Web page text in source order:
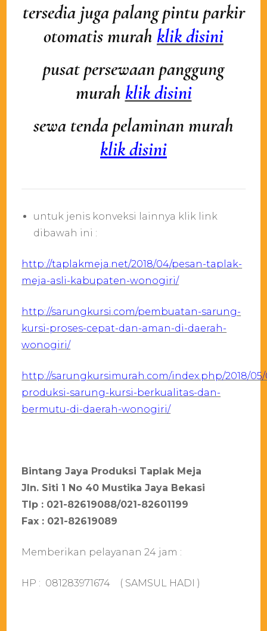
tersedia juga palang pintu parkir
otomatis murah klik disini
pusat persewaan panggung
murah klik disini
sewa tenda pelaminan murah
klik disini
untuk jenis konveksi lainnya klik link
dibawah ini :
http://taplakmeja.net/2018/04/pesan-taplak-
meja-asli-kabupaten-wonogiri/
http://sarungkursi.com/pembuatan-sarung-
kursi-proses-cepat-dan-aman-di-daerah-
wonogiri/
http://sarungkursimurah.com/index.php/2018/
produksi-sarung-kursi-berkualitas-dan-
bermutu-di-daerah-wonogiri/
Bintang Jaya Produksi Taplak Meja
Jln. Siti 1 No 40 Mustika Jaya Bekasi
Tlp : 021-82619088/021-82601199
Fax : 021-82619089
Memberikan pelayanan 24 jam :
HP : 081283971674 ( SAMSUL HADI )